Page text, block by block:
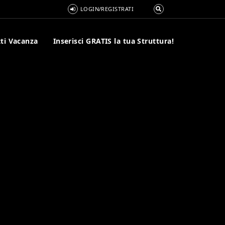
LOGIN/REGISTRATI
Vacanza Inserisci GRATIS la tua Struttura!